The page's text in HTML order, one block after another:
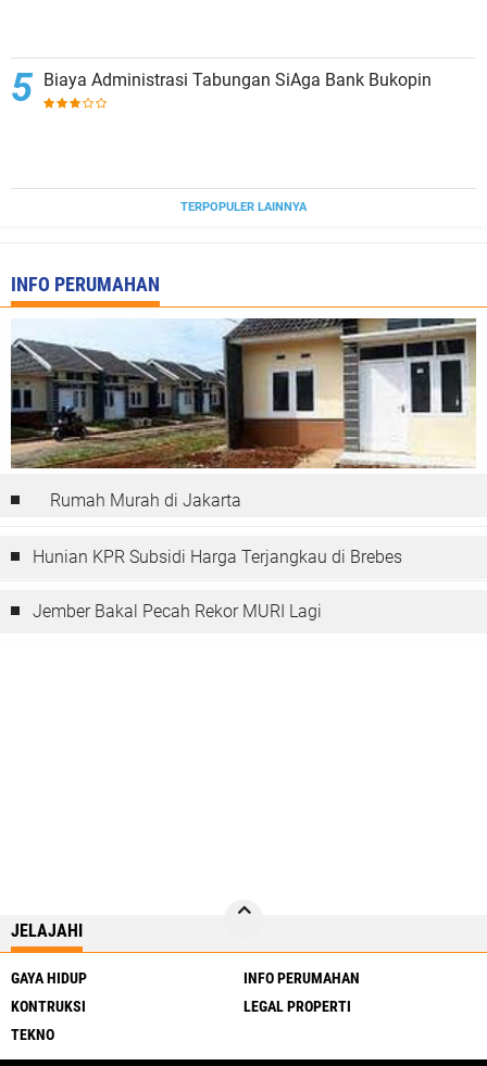
Biaya Administrasi Tabungan SiAga Bank Bukopin
TERPOPULER LAINNYA
INFO PERUMAHAN
Rumah Murah di Jakarta
Hunian KPR Subsidi Harga Terjangkau di Brebes
Jember Bakal Pecah Rekor MURI Lagi
JELAJAHI
GAYA HIDUP
INFO PERUMAHAN
KONTRUKSI
LEGAL PROPERTI
TEKNO